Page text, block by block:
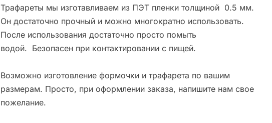
Трафареты мы изготавливаем из ПЭТ пленки толщиной 0.5 мм.
Он достаточно прочный и можно многократно использовать.
После использования достаточно просто помыть
водой. Безопасен при контактировании с пищей.
Возможно изготовление формочки и трафарета по вашим
размерам. Просто, при оформлении заказа, напишите нам свое
пожелание.